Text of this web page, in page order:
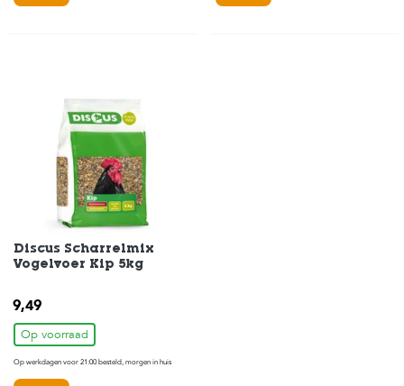
Discus Scharrelmix
Vogelvoer Kip 5kg
9,49
Op voorraad
Op werkdagen voor 21:00 besteld, morgen in huis